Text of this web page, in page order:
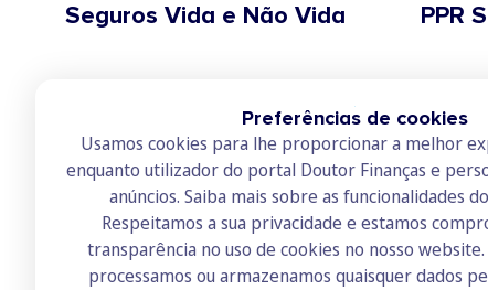
Seguros Vida e Não Vida PPR
Preferências de cookies
Usamos cookies para lhe proporcionar a melhor
enquanto utilizador do portal Doutor Finanças e
anúncios. Saiba mais sobre as funcionalidades
Respeitamos a sua privacidade e estamos
transparência no uso de cookies no nosso
processamos ou armazenamos quaisquer dados
Doutor Finanças